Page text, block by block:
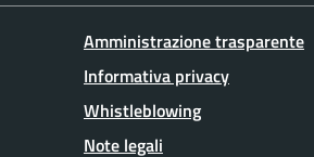
Amministrazione trasparente
Informativa privacy
Whistleblowing
Note legali